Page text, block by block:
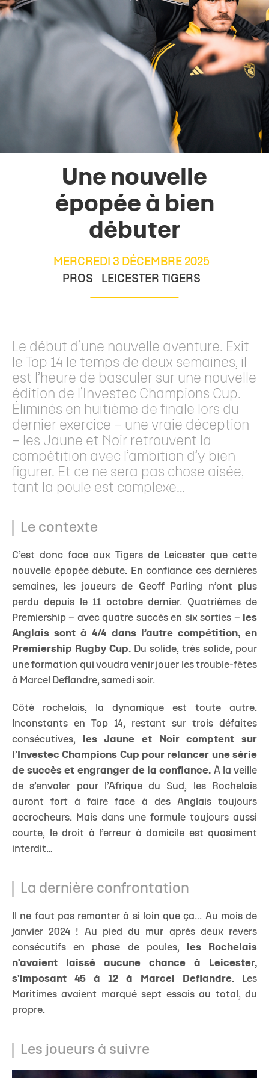
Une nouvelle
épopée à bien
débuter
MERCREDI 3 DÉCEMBRE 2025
PROS
LEICESTER TIGERS
Le début d’une nouvelle aventure. Exit
le Top 14 le temps de deux semaines, il
est l’heure de basculer sur une nouvelle
édition de l’Investec Champions Cup.
Éliminés en huitième de finale lors du
dernier exercice – une vraie déception
– les Jaune et Noir retrouvent la
compétition avec l’ambition d’y bien
figurer. Et ce ne sera pas chose aisée,
tant la poule est complexe…
Le contexte
C’est donc face aux Tigers de Leicester que cette
nouvelle épopée débute. En confiance ces dernières
semaines, les joueurs de Geoff Parling n’ont plus
perdu depuis le 11 octobre dernier. Quatrièmes de
Premiership – avec quatre succès en six sorties –
les
Anglais sont à 4/4 dans l’autre compétition, en
Premiership Rugby Cup. Du solide, très solide, pour
une formation qui voudra venir jouer les trouble-fêtes
à Marcel Deflandre, samedi soir.
Côté rochelais, la dynamique est toute autre.
Inconstants en Top 14, restant sur trois défaites
consécutives,
les Jaune et Noir comptent sur
l’Investec Champions Cup pour relancer une série
de succès et engranger de la confiance. À la veille
de s’envoler pour l’Afrique du Sud, les Rochelais
auront fort à faire face à des Anglais toujours
accrocheurs. Mais dans une formule toujours aussi
courte, le droit à l’erreur à domicile est quasiment
interdit…
La dernière confrontation
Il ne faut pas remonter à si loin que ça... Au mois de
janvier 2024 ! Au pied du mur après deux revers
consécutifs en phase de poules,
les Rochelais
n'avaient laissé aucune chance à Leicester,
s'imposant 45 à 12 à Marcel Deflandre.
Les
Maritimes avaient marqué sept essais au total, du
propre.
Les joueurs à suivre